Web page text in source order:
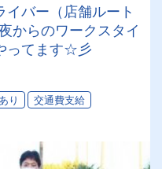
バー（店舗ルート
からのワークスタイ
ってます☆彡
り
交通費支給